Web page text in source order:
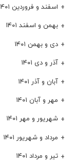
اسفند و فروردین ۱۴۰۱
بهمن و اسفند ۱۴۰۱
دی و بهمن ۱۴۰۱
آذر و دی ۱۴۰۱
آبان و آذر ۱۴۰۱
مهر و آبان ۱۴۰۱
شهریور و مهر ۱۴۰۱
مرداد و شهریور ۱۴۰۱
تیر و مرداد ۱۴۰۱